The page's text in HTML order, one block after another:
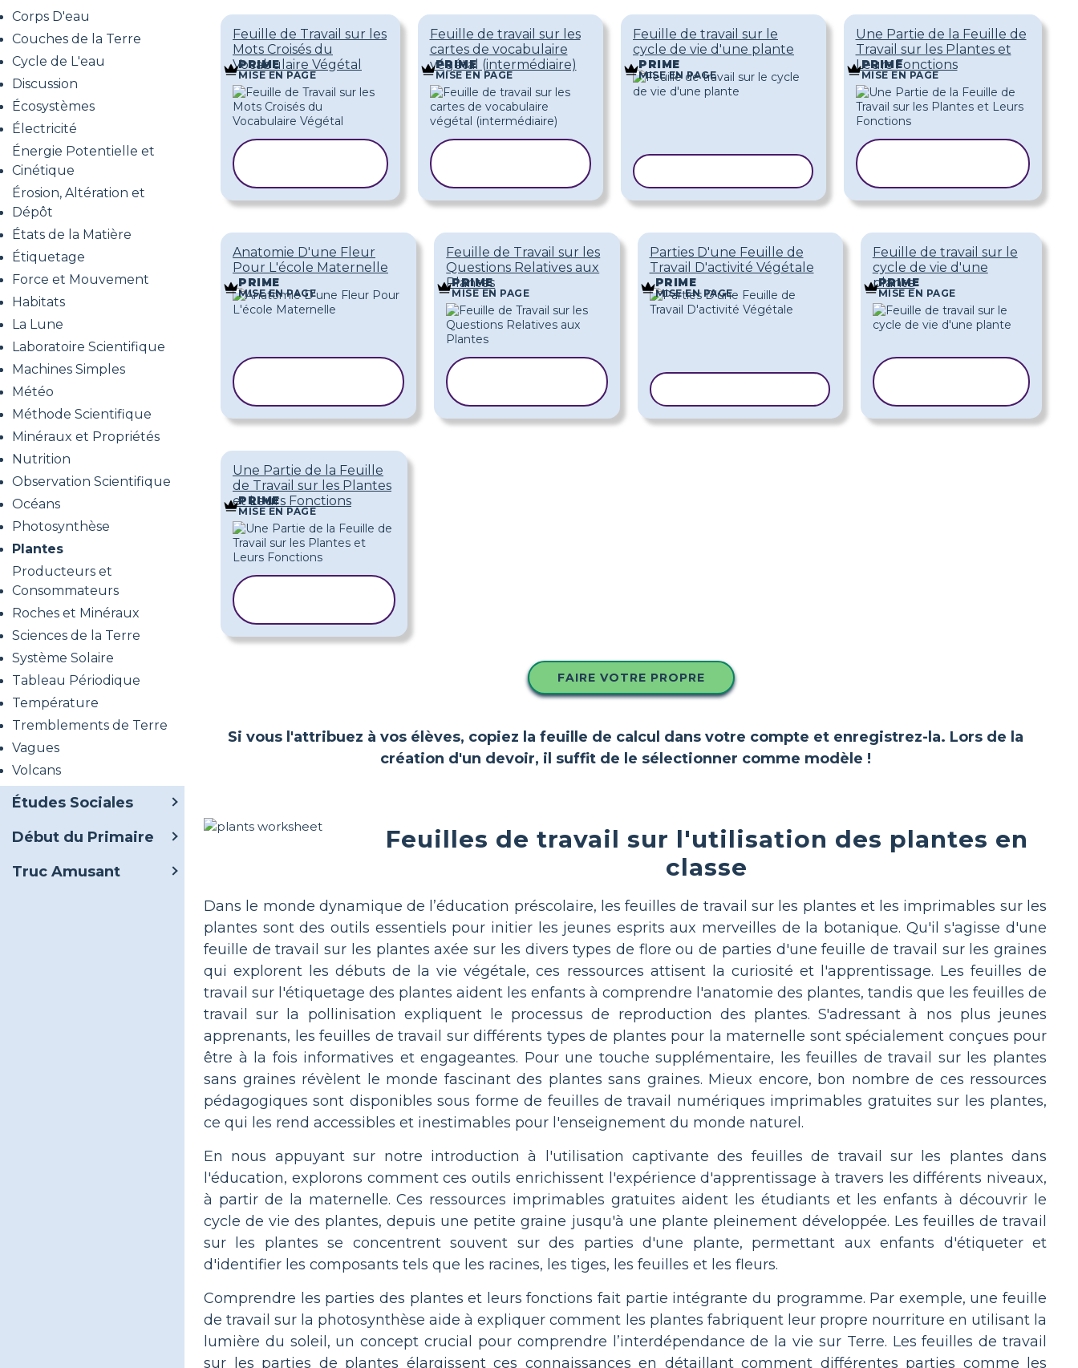
Corps D'eau
Couches de la Terre
Cycle de L'eau
Discussion
Écosystèmes
Électricité
Énergie Potentielle et
Cinétique
Érosion, Altération et
Dépôt
États de la Matière
Étiquetage
Force et Mouvement
Habitats
La Lune
Laboratoire Scientifique
Machines Simples
Météo
Méthode Scientifique
Minéraux et Propriétés
Nutrition
Observation Scientifique
Océans
Photosynthèse
Plantes
Producteurs et
Consommateurs
Roches et Minéraux
Sciences de la Terre
Système Solaire
Tableau Périodique
Température
Tremblements de Terre
Vagues
Volcans
Études Sociales
Début du Primaire
Truc Amusant
Feuille de Travail sur les
Mots Croisés du
Vocabulaire Végétal
PRIME
MISE EN PAGE
Feuille de travail sur les
cartes de vocabulaire
végétal (intermédiaire)
PRIME
MISE EN PAGE
Feuille de travail sur le
cycle de vie d'une plante
PRIME
MISE EN PAGE
Une Partie de la Feuille de
Travail sur les Plantes et
Leurs Fonctions
PRIME
MISE EN PAGE
Anatomie D'une Fleur
Pour L'école Maternelle
PRIME
MISE EN PAGE
Feuille de Travail sur les
Questions Relatives aux
Plantes
PRIME
MISE EN PAGE
Parties D'une Feuille de
Travail D'activité Végétale
PRIME
MISE EN PAGE
Feuille de travail sur le
cycle de vie d'une
plante
PRIME
MISE EN PAGE
Une Partie de la Feuille
de Travail sur les Plantes
et Leurs Fonctions
PRIME
MISE EN PAGE
FAIRE VOTRE PROPRE
Si vous l'attribuez à vos élèves, copiez la feuille de calcul dans votre compte et enregistrez-la. Lors de la
création d'un devoir, il suffit de le sélectionner comme modèle !
Feuilles de travail sur l'utilisation des plantes en
classe
Dans le monde dynamique de l’éducation préscolaire, les feuilles de travail sur les plantes et les imprimables sur les
plantes sont des outils essentiels pour initier les jeunes esprits aux merveilles de la botanique. Qu'il s'agisse d'une
feuille de travail sur les plantes axée sur les divers types de flore ou de parties d'une feuille de travail sur les graines
qui explorent les débuts de la vie végétale, ces ressources attisent la curiosité et l'apprentissage. Les feuilles de
travail sur l'étiquetage des plantes aident les enfants à comprendre l'anatomie des plantes, tandis que les feuilles de
travail sur la pollinisation expliquent le processus de reproduction des plantes. S'adressant à nos plus jeunes
apprenants, les feuilles de travail sur différents types de plantes pour la maternelle sont spécialement conçues pour
être à la fois informatives et engageantes. Pour une touche supplémentaire, les feuilles de travail sur les plantes
sans graines révèlent le monde fascinant des plantes sans graines. Mieux encore, bon nombre de ces ressources
pédagogiques sont disponibles sous forme de feuilles de travail numériques imprimables gratuites sur les plantes,
ce qui les rend accessibles et inestimables pour l'enseignement du monde naturel.
En nous appuyant sur notre introduction à l'utilisation captivante des feuilles de travail sur les plantes dans
l'éducation, explorons comment ces outils enrichissent l'expérience d'apprentissage à travers les différents niveaux,
à partir de la maternelle. Ces ressources imprimables gratuites aident les étudiants et les enfants à découvrir le
cycle de vie des plantes, depuis une petite graine jusqu'à une plante pleinement développée. Les feuilles de travail
sur les plantes se concentrent souvent sur des parties d'une plante, permettant aux enfants d'étiqueter et
d'identifier les composants tels que les racines, les tiges, les feuilles et les fleurs.
Comprendre les parties des plantes et leurs fonctions fait partie intégrante du programme. Par exemple, une feuille
de travail sur la photosynthèse aide à expliquer comment les plantes fabriquent leur propre nourriture en utilisant la
lumière du soleil, un concept crucial pour comprendre l’interdépendance de la vie sur Terre. Les feuilles de travail
sur les parties de plantes élargissent ces connaissances en détaillant comment différentes parties comme les